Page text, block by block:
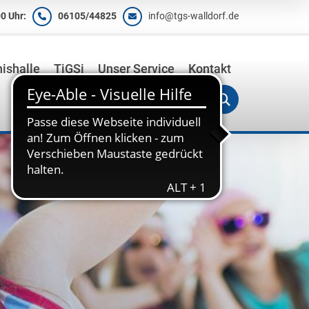
Uhr: 06105/44825 info@tgs-walldorf.de
TiGSi Unser Service Kontakt